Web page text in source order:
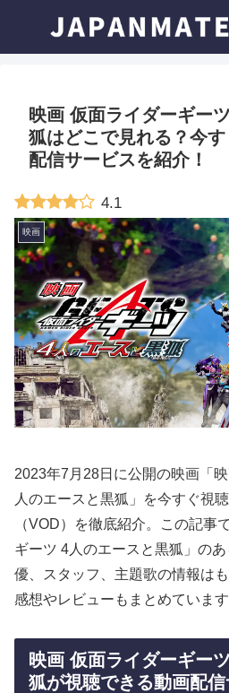
映画 仮面ライダーギー
狐はどこで見れる？今
配信サービスを紹介！
4.1
映画
2023年7月28日に公開の映画「
人のエースと黒狐」を今すぐ視
（VOD）を徹底紹介。この記事
ギーツ 4人のエースと黒狐」の
優、スタッフ、主題歌の情報は
感想やレビューもまとめています
映画 仮面ライダーギー
狐が視聴できる動画配信